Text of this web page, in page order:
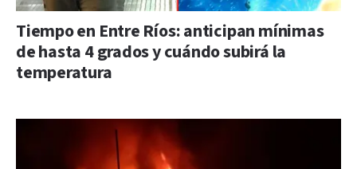
Tiempo en Entre Ríos: anticipan mínimas
de hasta 4 grados y cuándo subirá la
temperatura